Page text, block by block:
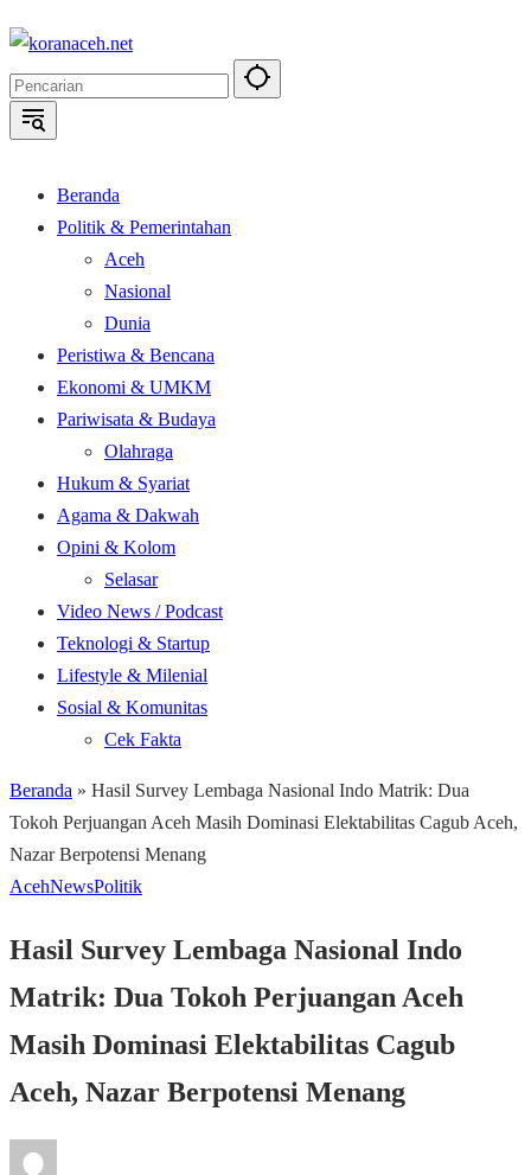
Langsung
konten
Beranda
Politik & Pemerintahan
Aceh
Nasional
Dunia
Peristiwa & Bencana
Ekonomi & UMKM
Pariwisata & Budaya
Olahraga
Hukum & Syariat
Agama & Dakwah
Opini & Kolom
Selasar
Video News / Podcast
Teknologi & Startup
Lifestyle & Milenial
Sosial & Komunitas
Cek Fakta
Beranda » Hasil Survey Lembaga Nasional Indo Matrik: Dua
Tokoh Perjuangan Aceh Masih Dominasi Elektabilitas Cagub Aceh,
Nazar Berpotensi Menang
AcehNewsPolitik
Hasil Survey Lembaga Nasional Indo
Matrik: Dua Tokoh Perjuangan Aceh
Masih Dominasi Elektabilitas Cagub
Aceh, Nazar Berpotensi Menang